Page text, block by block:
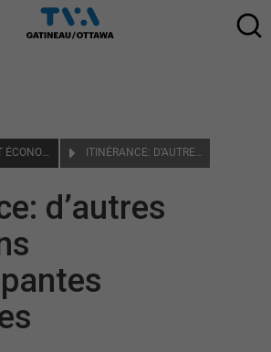
POLITIQUE ET ÉCONOMIE ITINÉRANCE: D’AUTRES SITUATIONS PRÉOCCUPANTES SOULEVÉES
d’autres